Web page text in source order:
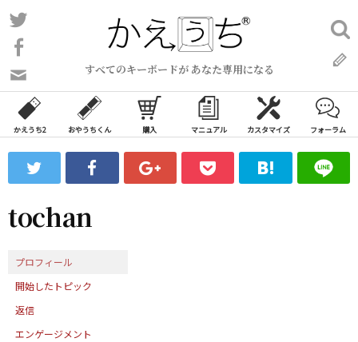
コ
ン
ン
ツ
ス
ッ
すべてのキーボードが あなた専用になる
い
合
わ
フ
ォ
ム
検
索:
かえうち2 おやうちくん 購入 マニュアル カスタマイズ フォーラム
tochan
プロフィール
開始したトピック
返信
エンゲージメント